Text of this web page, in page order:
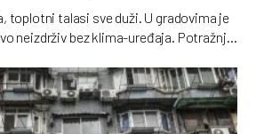
toplotni talasi sve duži. U gradovima je
neizdrživ bez klima-uređaja. Potražnja
šta treba obratiti pažnju?